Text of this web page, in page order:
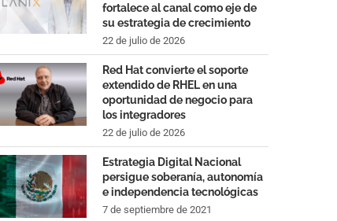
fortalece al canal como eje de
su estrategia de crecimiento
22 de julio de 2026
Red Hat convierte el soporte
extendido de RHEL en una
oportunidad de negocio para
los integradores
22 de julio de 2026
Estrategia Digital Nacional
persigue soberanía, autonomía
e independencia tecnológicas
7 de septiembre de 2021